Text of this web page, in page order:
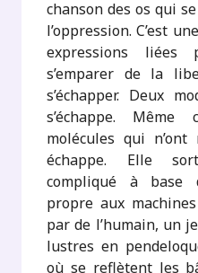
chanson des os qui
l’oppression. C’est
expressions
s’emparer de la
s’échapper. Deux
s’échappe.
molécules qui
échappe. Elle
compliqué à base
propre aux
par de l’humain, un
lustres en
où se reflètent les